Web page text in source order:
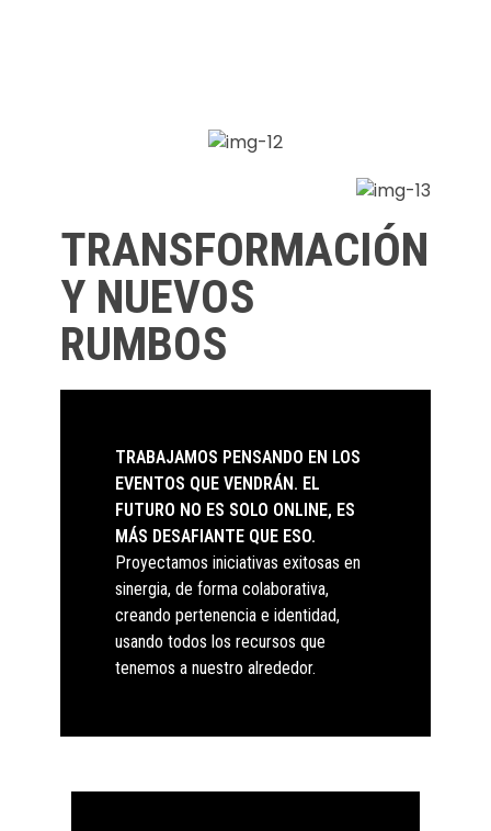
TRANSFORMACIÓN
Y NUEVOS
RUMBOS
TRABAJAMOS PENSANDO EN LOS
EVENTOS QUE VENDRÁN. EL
FUTURO NO ES SOLO ONLINE, ES
MÁS DESAFIANTE QUE ESO.
Proyectamos iniciativas exitosas en
sinergia, de forma colaborativa,
creando pertenencia e identidad,
usando todos los recursos que
tenemos a nuestro alrededor.